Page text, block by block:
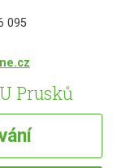
095
Prusků